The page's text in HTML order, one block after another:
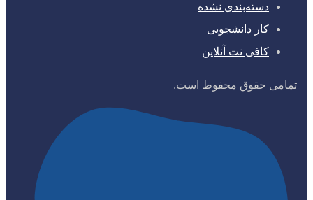
دسته‌بندی نشده
کار دانشجویی
کافی نت آنلاین
تمامی حقوق محفوط است.